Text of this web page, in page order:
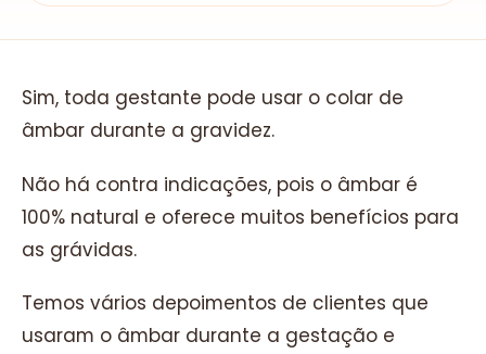
Sim, toda gestante pode usar o colar de
âmbar durante a gravidez.
Não há contra indicações, pois o âmbar é
100% natural e oferece muitos benefícios para
as grávidas.
Temos vários depoimentos de clientes que
usaram o âmbar durante a gestação e